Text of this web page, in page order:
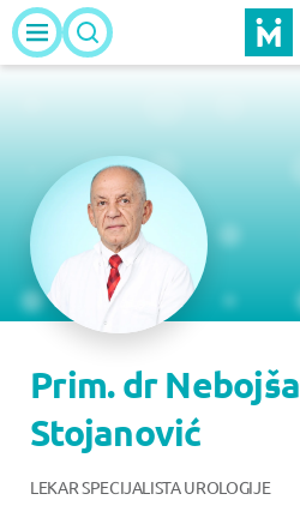
Prim. dr Nebojša
Stojanović
LEKAR SPECIJALISTA UROLOGIJE